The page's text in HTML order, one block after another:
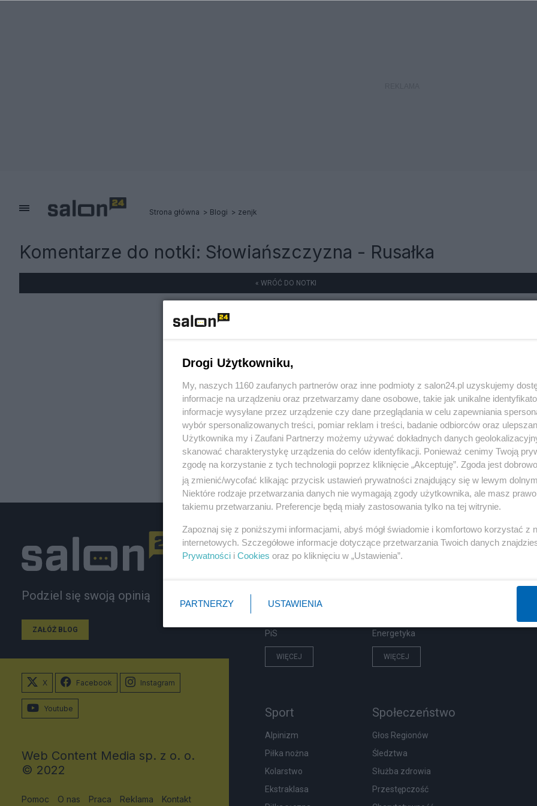
Strona główna Blogi zenjk
Komentarze do notki: Słowiańszczyzna - Rusałka
« WRÓĆ DO NOTKI
Podziel się swoją opinią
ZAŁÓŻ BLOG
Polityka
NATO
PiS
WIĘCEJ
Gospodarka
Centralny Port Komunikacyjny
Energetyka
WIĘCEJ
Sport
Alpinizm
Piłka nożna
Kolarstwo
Ekstraklasa
Społeczeństwo
Głos Regionów
Śledztwa
Służba zdrowia
Przestępczość
X Facebook Instagram
Youtube
Web Content Media sp. z o. o.
© 2022
Pomoc O nas Praca Reklama Kontakt
Drogi Użytkowniku,
My, naszych 1160 zaufanych partnerów oraz inne podmioty z salon24.pl uzyskujemy
informacje na urządzeniu oraz przetwarzamy dane osobowe, takie jak unikalne
informacje wysyłane przez urządzenie czy dane przeglądania w celu zapewniania
wybór spersonalizowanych treści, pomiar reklam i treści, badanie odbiorców oraz
Użytkownika my i Zaufani Partnerzy możemy używać dokładnych danych
skanować charakterystykę urządzenia do celów identyfikacji. Ponieważ cenimy Twoją
zgodę na korzystanie z tych technologii poprzez kliknięcie „Akceptuję”. Zgoda jest
ją zmienić/wycofać klikając przycisk ustawień prywatności znajdujący się w lewym
Niektóre rodzaje przetwarzania danych nie wymagają zgody użytkownika, ale masz
takiemu przetwarzaniu. Preferencje będą miały zastosowania tylko na tej witrynie.
Zapoznaj się z poniższymi informacjami, abyś mógł świadomie i komfortowo korzystać z
internetowych. Szczegółowe informacje dotyczące przetwarzania Twoich danych
Prywatności i Cookies oraz po kliknięciu w „Ustawienia”.
PARTNERZY USTAWIENIA